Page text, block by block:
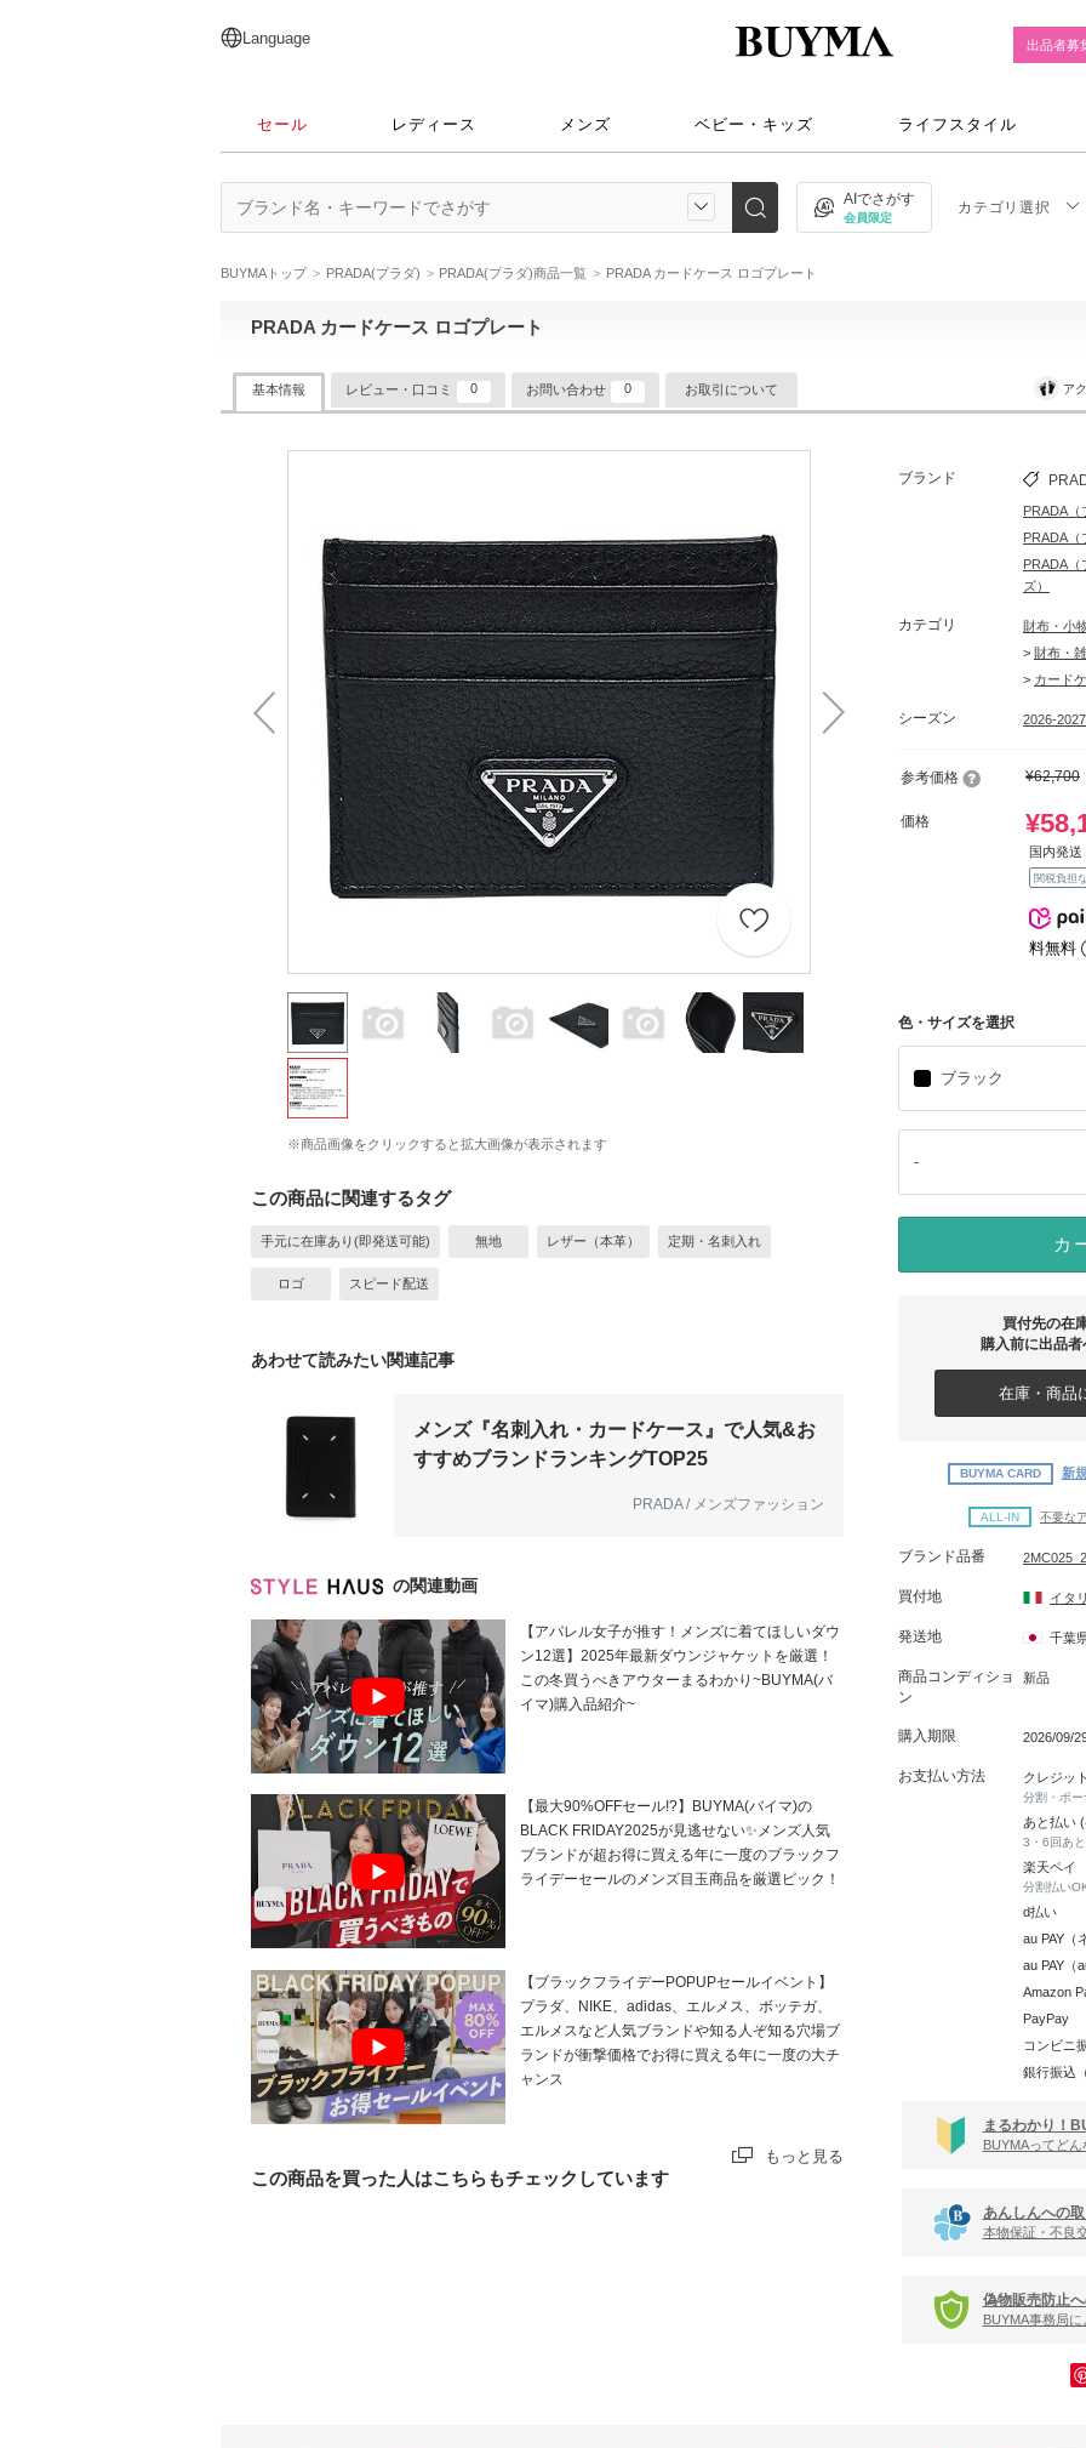
日本語
English
简体中文
繁體中文
Language 出品者募
セール レディース メンズ ベビー・キッズ ライフスタイル
AIでさがす
会員限定
カテゴリ選択
BUYMAトップ PRADA(プラダ) PRADA(プラダ)商品一覧 PRADA カードケース ロゴプレート
PRADA カードケース ロゴプレート
基本情報 レビュー・口コミ 0 お問い合わせ 0 お取引について ア
※商品画像をクリックすると拡大画像が表示されます
この商品に関連するタグ
手元に在庫あり(即発送可能) 無地 レザー（本革） 定期・名刺入れ
ロゴ スピード配送
あわせて読みたい関連記事
メンズ『名刺入れ・カードケース』で人気&お
すすめブランドランキングTOP25
PRADA / メンズファッション
の関連動画
【アパレル女子が推す！メンズに着てほしいダウ
ン12選】2025年最新ダウンジャケットを厳選！
この冬買うべきアウターまるわかり~BUYMA(バ
イマ)購入品紹介~
【最大90%OFFセール!?】BUYMA(バイマ)の
BLACK FRIDAY2025が見逃せない✨メンズ人気
ブランドが超お得に買える年に一度のブラックフ
ライデーセールのメンズ目玉商品を厳選ピック！
【ブラックフライデーPOPUPセールイベント】
プラダ、NIKE、adidas、エルメス、ボッテガ、
エルメスなど人気ブランドや知る人ぞ知る穴場ブ
ランドが衝撃価格でお得に買える年に一度の大チ
ャンス
もっと見る
この商品を買った人はこちらもチェックしています
ブランド
PRADA（
PRADA（
PRADA（
ズ）
カテゴリ
財布・小
> 財布・
> カード
シーズン 2026-
参考価格 ¥62,700
価格
国内発
関税負担な
料無料
色・サイズを選択
ブラック
-
カ
買付先の在
購入前に出品者
在庫・商品
BUYMA CARD 新
ALL-IN 不要な
ブランド品番
買付地 イタ
発送地 千葉
商品コンディショ
ン
新品
購入期限 2026/09/
お支払い方法 クレジッ
分割・ボー
あと払い
3・6回あ
楽天ペイ
分割払い
d払い
au PAY（
au PAY（
Amazon
PayPay
コンビニ
銀行振込
まるわかり！
BUYMAってど
あんしんへの
本物保証・不良
偽物販売防止
BUYMA事務局